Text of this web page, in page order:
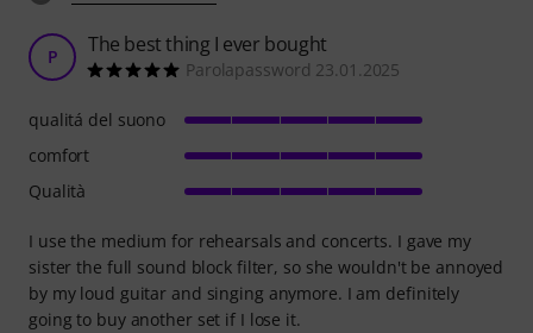
P The best thing I ever bought
Parolapassword 23.01.2025
I use the medium for rehearsals and concerts. I gave my
sister the full sound block filter, so she wouldn't be annoyed
by my loud guitar and singing anymore. I am definitely
going to buy another set if I lose it.
qualitá del suono
comfort
Qualità